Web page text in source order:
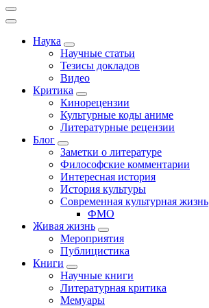
Наука
Научные статьи
Тезисы докладов
Видео
Критика
Кинорецензии
Культурные коды аниме
Литературные рецензии
Блог
Заметки о литературе
Философские комментарии
Интересная история
История культуры
Современная культурная жизнь
ФМО
Живая жизнь
Мероприятия
Публицистика
Книги
Научные книги
Литературная критика
Мемуары